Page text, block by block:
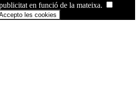
en funció de la mateixa.
les cookies